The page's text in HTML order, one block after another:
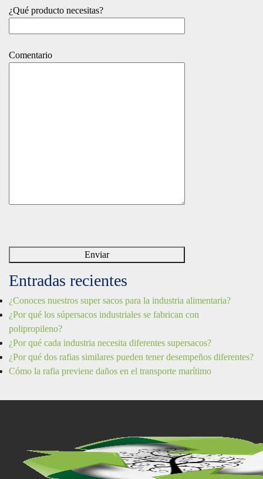
¿Qué producto necesitas?
Comentario
Entradas recientes
¿Conoces nuestros super sacos para la industria alimentaria?
¿Por qué los súpersacos industriales se fabrican con
polipropileno?
¿Por qué cada industria necesita diferentes supersacos?
¿Por qué dos rafias similares pueden tener desempeños diferentes?
Cómo la rafia previene daños en el transporte marítimo